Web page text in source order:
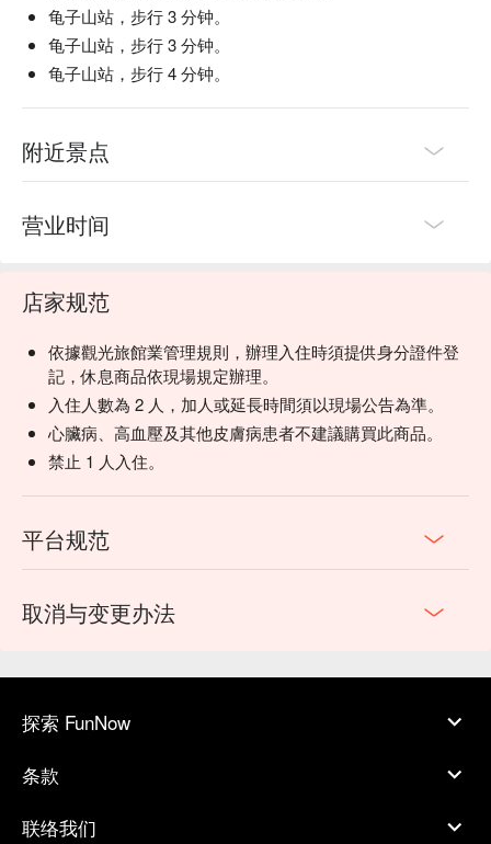
龟子山站，步行 3 分钟。
龟子山站，步行 3 分钟。
龟子山站，步行 4 分钟。
附近景点
营业时间
店家规范
依據觀光旅館業管理規則，辦理入住時須提供身分證件登
記，休息商品依現場規定辦理。
入住人數為 2 人，加人或延長時間須以現場公告為準。
心臟病、高血壓及其他皮膚病患者不建議購買此商品。
禁止 1 人入住。
平台规范
取消与变更办法
探索 FunNow
条款
联络我们